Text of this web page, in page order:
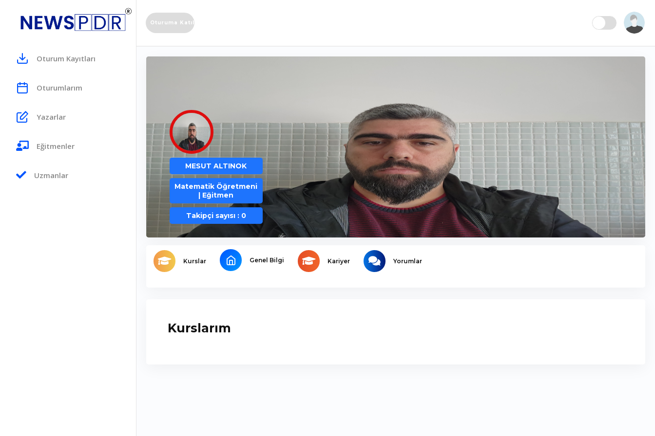
Oturum Kayıtları
Oturumlarım
Yazarlar
Eğitmenler
Uzmanlar
Oturuma Katıl
MESUT ALTINOK
Matematik Öğretmeni
| Eğitmen
Takipçi sayısı : 0
Kurslar Genel Bilgi Kariyer Yorumlar
Kurslarım